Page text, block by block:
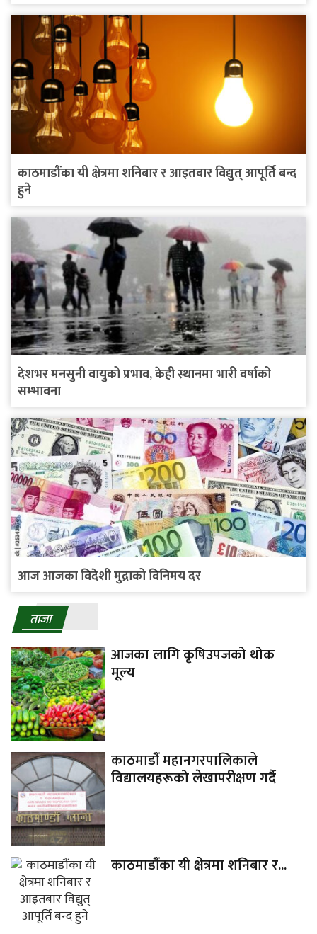
काठमाडौंका यी क्षेत्रमा शनिबार र आइतबार विद्युत् आपूर्ति बन्द
हुने
देशभर मनसुनी वायुको प्रभाव, केही स्थानमा भारी वर्षाको
सम्भावना
आज आजका विदेशी मुद्राको विनिमय दर
ताजा
आजका लागि कृषिउपजको थोक
मूल्य
काठमाडौं महानगरपालिकाले
विद्यालयहरूको लेखापरीक्षण गर्दै
काठमाडौंका यी क्षेत्रमा शनिबार र...